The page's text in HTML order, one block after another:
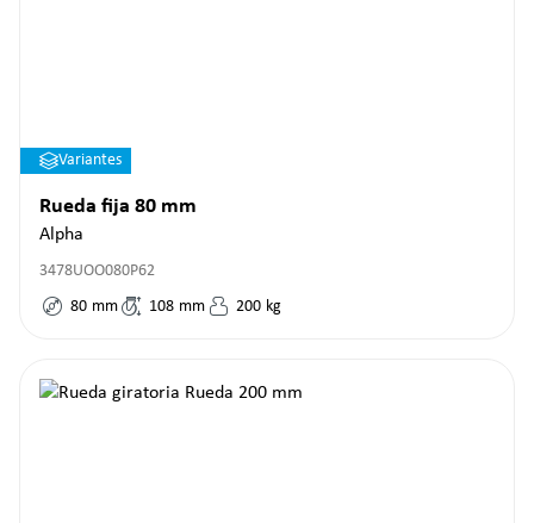
Variantes
Rueda fija 80 mm
Alpha
3478UOO080P62
80 mm 108 mm 200 kg